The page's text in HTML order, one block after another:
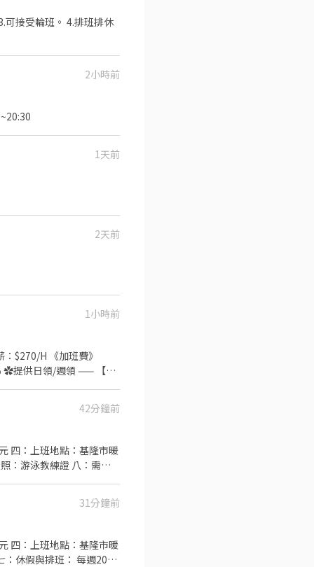
2小時前
燈撿貨) 上班時間:11:30~20:30
1天前
2天前
1小時前
$270/H 《加班費》
✿提供日領/週領 —— 【小
周休二日 最快兩個月評
：gsd9438 ✚ ʟɪɴᴇ快速
【姓名＋電話】
42分鐘前
四：上班地點：基隆市暖
：游泳教練證 八：需求
31分鐘前
四：上班地點：基隆市暖
：休假與排班： 每週20小